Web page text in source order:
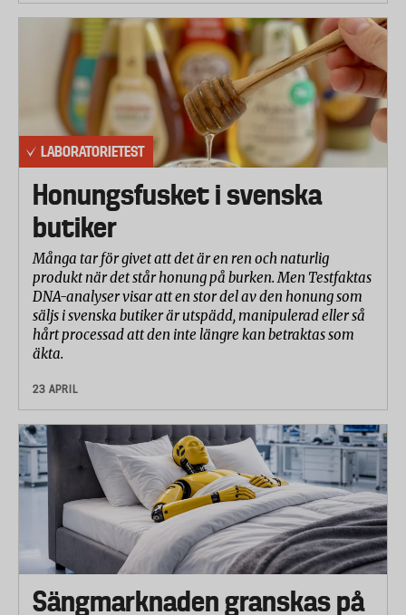
LABORATORIETEST
Honungsfusket i svenska
butiker
Många tar för givet att det är en ren och naturlig
produkt när det står honung på burken. Men Testfaktas
DNA-analyser visar att en stor del av den honung som
säljs i svenska butiker är utspädd, manipulerad eller så
hårt processad att den inte längre kan betraktas som
äkta.
23 APRIL
Sängmarknaden granskas på